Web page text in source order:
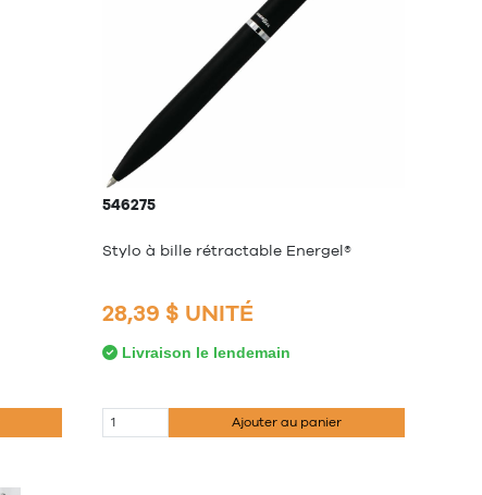
546275
Stylo à bille rétractable Energel®
28,39 $ UNITÉ
Livraison le lendemain
Ajouter au panier